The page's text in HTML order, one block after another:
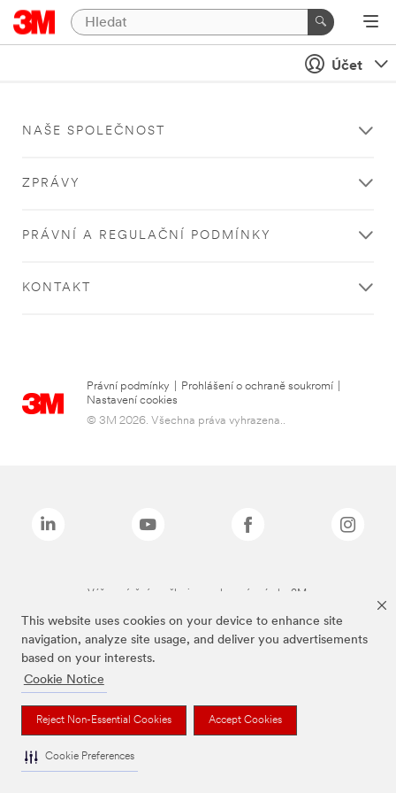
This website uses cookies on your device to enhance site
navigation, analyze site usage, and deliver you advertisements
based on your interests.
Cookie Notice
Reject Non-Essential Cookies Accept Cookies
Cookie Preferences
Účet
NAŠE SPOLEČNOST
ZPRÁVY
PRÁVNÍ A REGULAČNÍ PODMÍNKY
KONTAKT
Právní podmínky Prohlášení o ochraně soukromí
Nastavení cookies
© 3M 2026. Všechna práva vyhrazena..
Výše zmíněné značky jsou ochranné známky 3M.